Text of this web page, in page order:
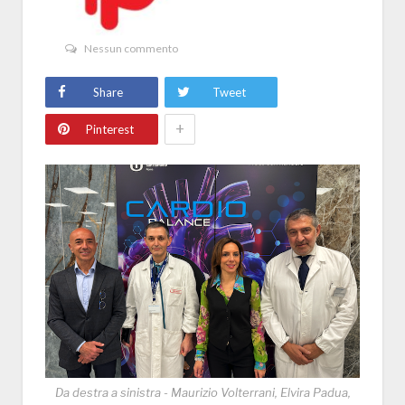
Nessun commento
Share Tweet
Pinterest +
Da destra a sinistra - Maurizio Volterrani, Elvira Padua,